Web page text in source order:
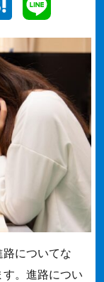
についてな
。進路につい